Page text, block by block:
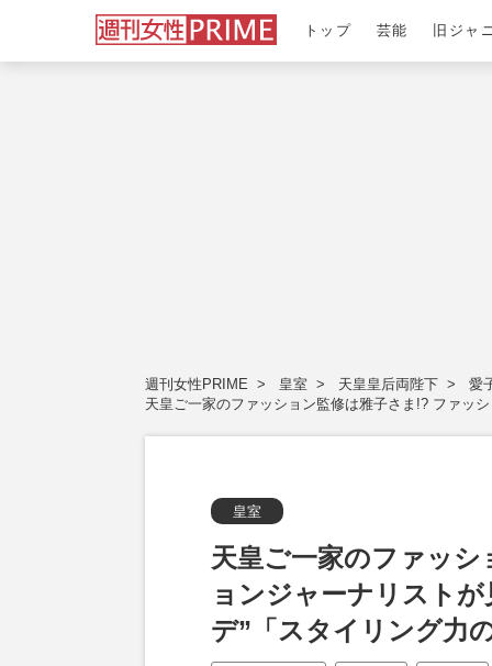
トップ 芸能 旧ジャ
週刊女性PRIME 皇室 天皇皇后両陛下
愛
天皇ご一家のファッション監修は雅子さま!? ファッ
皇室
天皇ご一家のファッ
ョンジャーナリスト
デ”「スタイリング力